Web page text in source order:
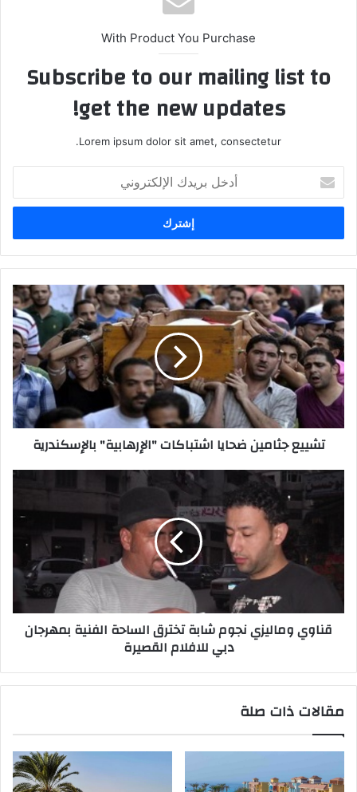
With Product You Purchase
Subscribe to our mailing list to
get the new updates!
Lorem ipsum dolor sit amet, consectetur.
بريدك
الإلكتروني
تشييع جثامين ضحايا اشتباكات "الإرهابية" بالإسكندرية
قناوي وماليزي نجوم شابة تخترق الساحة الفنية بمهرجان
دبي للافلام القصيرة
مقالات ذات صلة